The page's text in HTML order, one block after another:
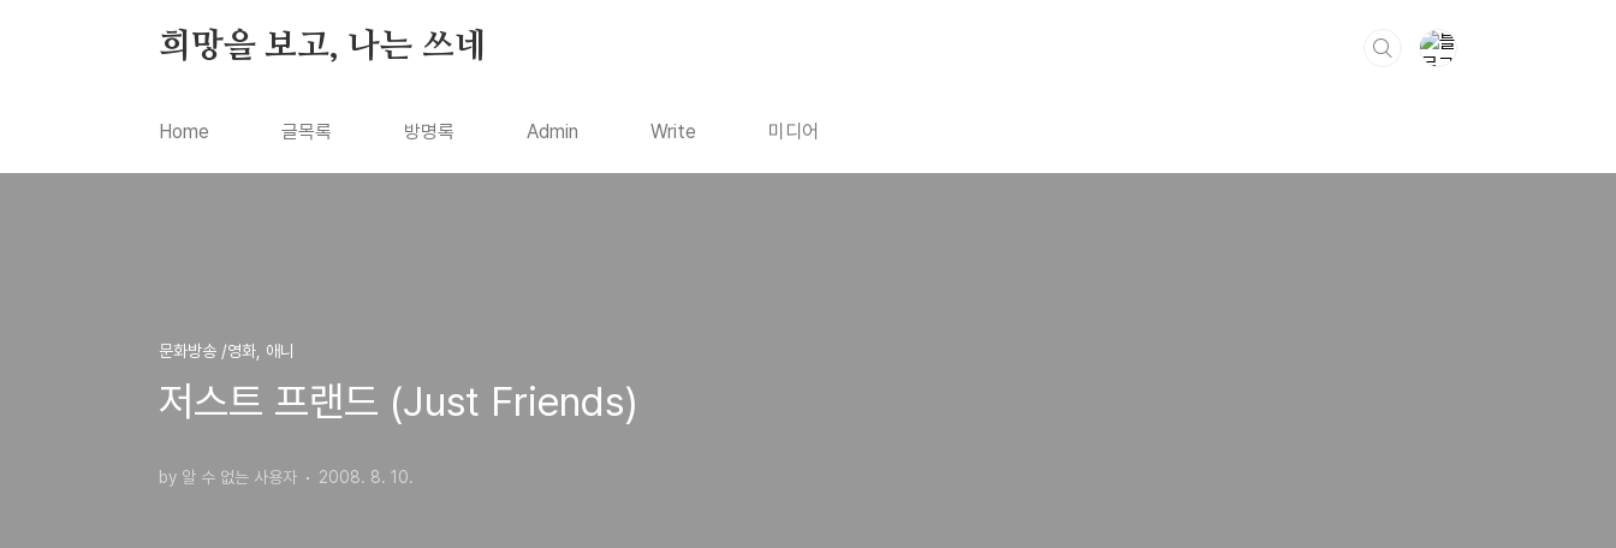
희망을 보고, 나는 쓰네
Home 글목록 방명록 Admin Write 미디어
문화방송 /영화, 애니
저스트 프랜드 (Just Friends)
by 알 수 없는 사용자 2008. 8. 10.